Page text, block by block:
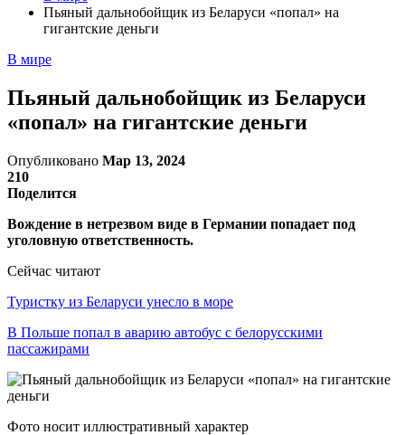
Пьяный дальнобойщик из Беларуси «попал» на
гигантские деньги
В мире
Пьяный дальнобойщик из Беларуси
«попал» на гигантские деньги
Опубликовано Мар 13, 2024
210
Поделится
Вождение в нетрезвом виде в Германии попадает под
уголовную ответственность.
Сейчас читают
Туристку из Беларуси унесло в море
В Польше попал в аварию автобус с белорусскими
пассажирами
Фото носит иллюстративный характер